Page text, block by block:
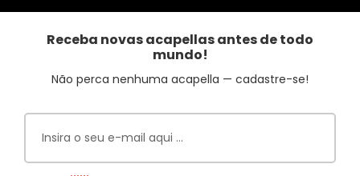
Receba novas acapellas antes de todo
mundo!
Não perca nenhuma acapella — cadastre-se!